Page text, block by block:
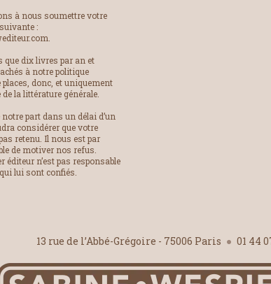
à nous soumettre votre
:
que dix livres par an et
à notre politique
places, donc, et uniquement
la littérature générale.
part dans un délai d’un
considérer que votre
retenu. Il nous est par
de motiver nos refus.
éditeur n’est pas responsable
lui sont confiés.
13 rue de l’Abbé-Grégoire - 75006 Paris 01 44